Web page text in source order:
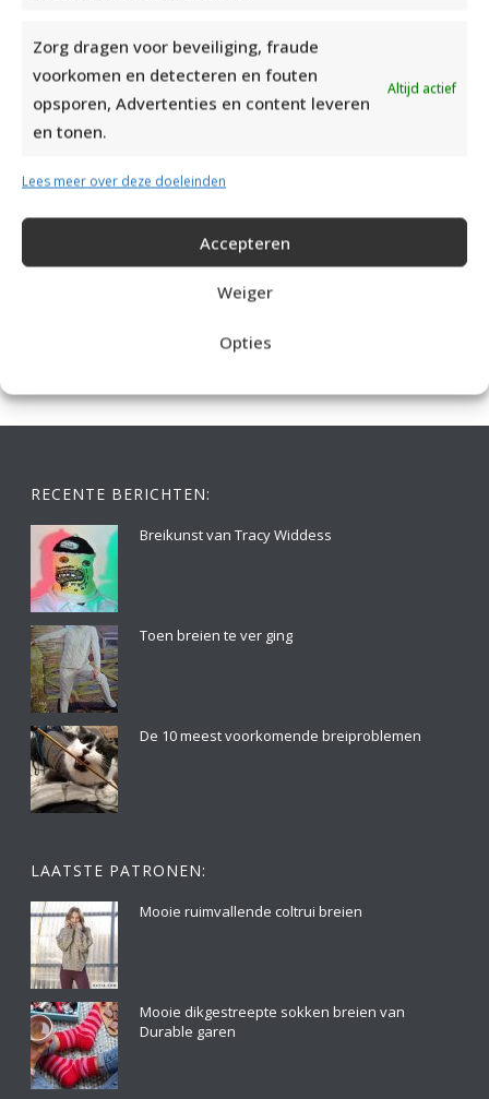
Zorg dragen voor beveiliging, fraude
voorkomen en detecteren en fouten
opsporen, Advertenties en content leveren
en tonen.
Altijd actief
Lees meer over deze doeleinden
Accepteren
Weiger
Opties
IDEALE CAPUCHONTRUI BREIEN VOOR THUIS OP DE BANK
RECENTE BERICHTEN:
Breikunst van Tracy Widdess
Toen breien te ver ging
De 10 meest voorkomende breiproblemen
LAATSTE PATRONEN:
Mooie ruimvallende coltrui breien
Mooie dikgestreepte sokken breien van
Durable garen